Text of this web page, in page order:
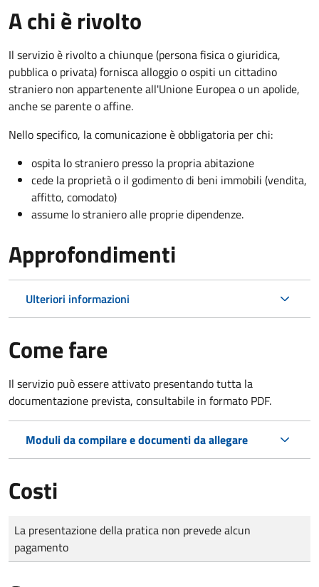
A chi è rivolto
Il servizio è rivolto a chiunque (persona fisica o giuridica,
pubblica o privata) fornisca alloggio o ospiti un cittadino
straniero non appartenente all'Unione Europea o un apolide,
anche se parente o affine.
Nello specifico, la comunicazione è obbligatoria per chi:
ospita lo straniero presso la propria abitazione
cede la proprietà o il godimento di beni immobili (vendita,
affitto, comodato)
assume lo straniero alle proprie dipendenze.
Approfondimenti
Ulteriori informazioni
Come fare
Il servizio può essere attivato presentando tutta la
documentazione prevista, consultabile in formato PDF.
Moduli da compilare e documenti da allegare
Costi
Tipo di pagamento
Importo
La presentazione della pratica non prevede alcun
pagamento